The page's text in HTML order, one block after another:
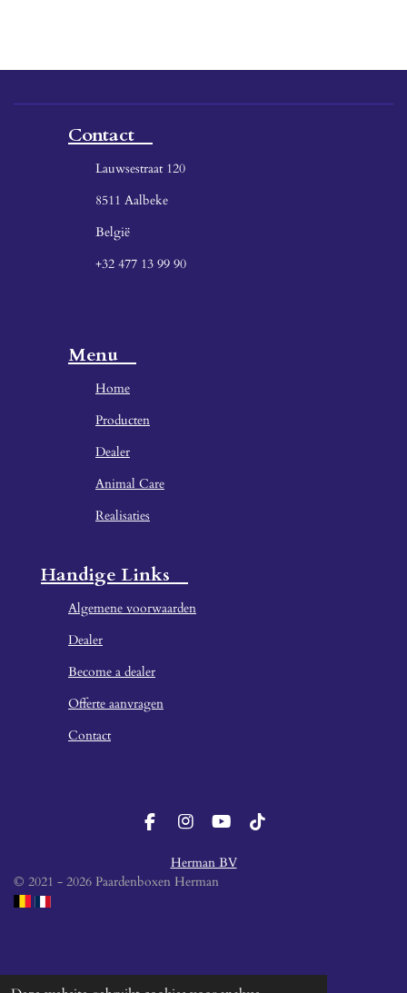
Contact
Lauwsestraat 120
8511 Aalbeke
België
+32 477 13 99 90
Menu
Home
Producten
Dealer
Animal Care
Realisaties
Handige Links
Algemene voorwaarden
Dealer
Become a dealer
Offerte aanvragen
Contact
F
e
I
s
t
Y
u
T
Herman BV
© 2021 - 2026 Paardenboxen Herman